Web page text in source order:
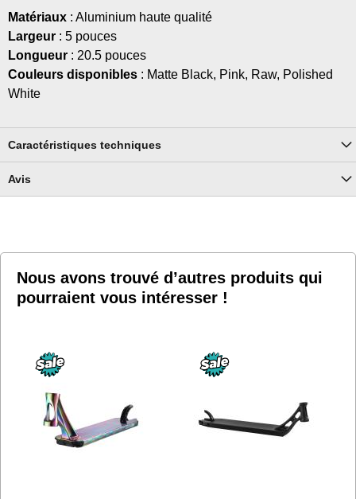
Matériaux : Aluminium haute qualité
Largeur : 5 pouces
Longueur : 20.5 pouces
Couleurs disponibles : Matte Black, Pink, Raw, Polished
White
Caractéristiques techniques
Avis
Nous avons trouvé d’autres produits qui
pourraient vous intéresser !